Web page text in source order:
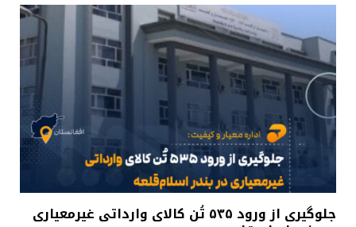
جلوگیری از ورود ۵۳۵ تُن کالای وارداتی غیرمعیاری